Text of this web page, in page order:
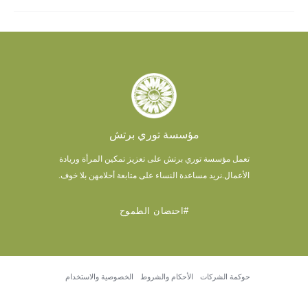
مؤسسة توري برتش
تعمل مؤسسة توري برتش على تعزيز تمكين المرأة وريادة
الأعمال. نريد مساعدة النساء على متابعة أحلامهن بلا خوف.
#احتضان الطموح
حوكمة الشركات الأحكام والشروط الخصوصية والاستخدام